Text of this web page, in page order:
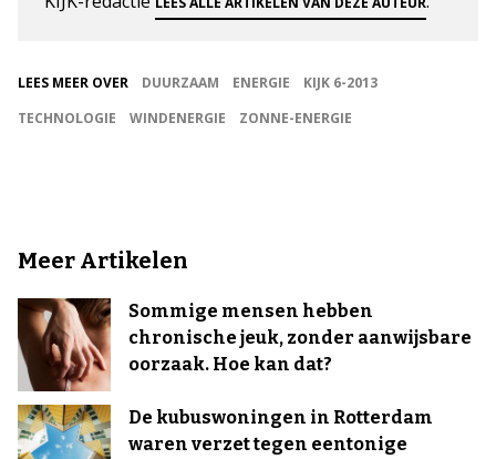
LEES MEER OVER DUURZAAM ENERGIE
KIJK 6-2013
TECHNOLOGIE
WINDENERGIE ZONNE-ENERGIE
Meer Artikelen
Sommige mensen hebben
chronische jeuk, zonder aanwijsbare
oorzaak. Hoe kan dat?
De kubuswoningen in Rotterdam
waren verzet tegen eentonige